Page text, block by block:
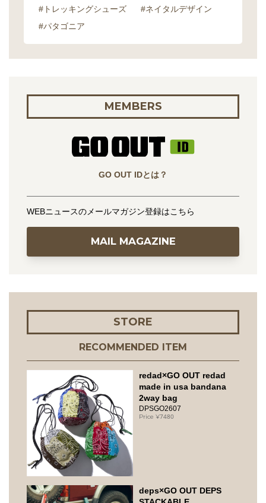
#トレッキングシューズ
#ネイタルデザイン
#パタゴニア
MEMBERS
GO OUT IDとは？
WEBニュースのメールマガジン登録はこちら
MAIL MAGAZINE
STORE
RECOMMENDED ITEM
redad×GO OUT redad
made in usa bandana
2way bag
DPSGO2607
7480
deps×GO OUT DEPS